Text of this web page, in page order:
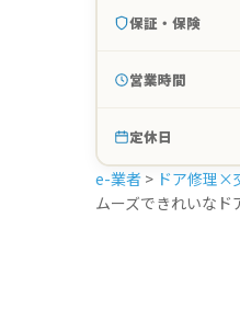
保証・保険
営業時間
定休日
e-業者 > ドア修理×
ムーズできれいなド